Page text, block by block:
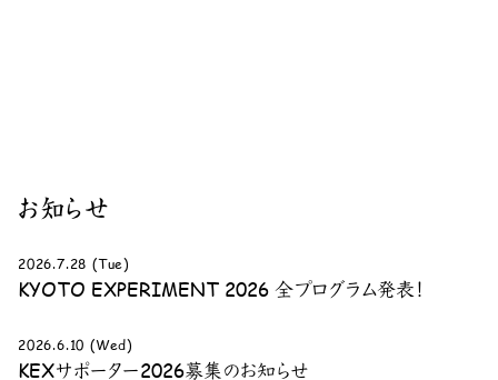
お知らせ
2026.7.28 (Tue)
KYOTO EXPERIMENT 2026 全プログラム発表！
2026.6.10 (Wed)
KEXサポーター2026募集のお知らせ